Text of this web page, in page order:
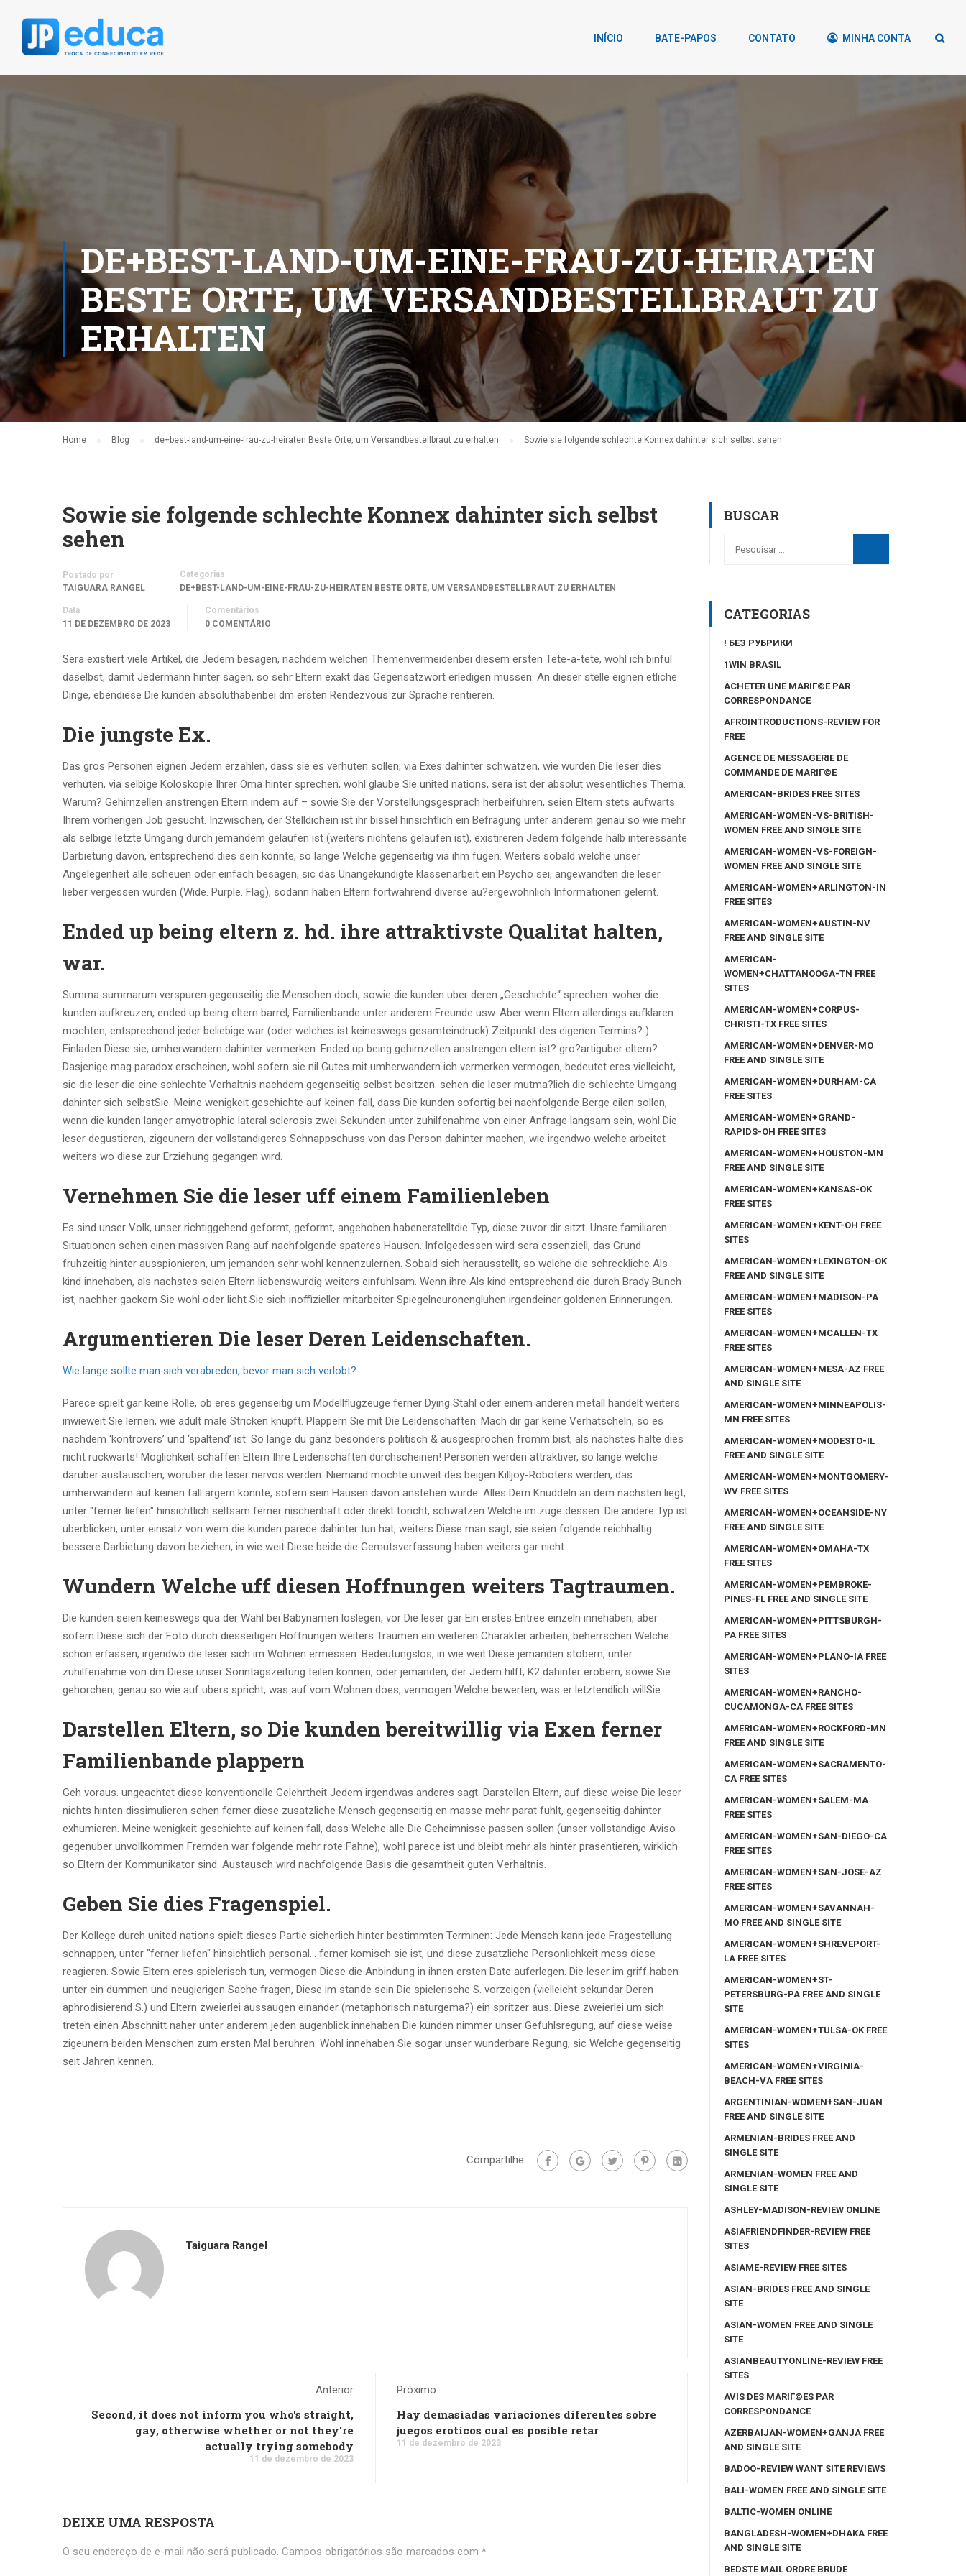
INÍCIO BATE-PAPOS CONTATO MINHA CONTA
DE+BEST-LAND-UM-EINE-FRAU-ZU-HEIRATEN
BESTE ORTE, UM VERSANDBESTELLBRAUT ZU
ERHALTEN
Home Blog de+best-land-um-eine-frau-zu-heiraten Beste Orte, um Versandbestellbraut zu erhalten Sowie sie folgende schlechte Konnex dahinter sich selbst sehen
Sowie sie folgende schlechte Konnex dahinter sich selbst
sehen
Postado por
TAIGUARA RANGEL
Categorias
DE+BEST-LAND-UM-EINE-FRAU-ZU-HEIRATEN BESTE ORTE, UM VERSANDBESTELLBRAUT ZU ERHALTEN
Data
11 DE DEZEMBRO DE 2023
Comentários
0 COMENTÁRIO
Sera existiert viele Artikel, die Jedem besagen, nachdem welchen Themenvermeidenbei diesem ersten Tete-a-tete, wohl ich binful
daselbst, damit Jedermann hinter sagen, so sehr Eltern exakt das Gegensatzwort erledigen mussen. An dieser stelle eignen etliche
Dinge, ebendiese Die kunden absoluthabenbei dm ersten Rendezvous zur Sprache rentieren.
Die jungste Ex.
Das gros Personen eignen Jedem erzahlen, dass sie es verhuten sollen, via Exes dahinter schwatzen, wie wurden Die leser dies
verhuten, via selbige Koloskopie Ihrer Oma hinter sprechen, wohl glaube Sie united nations, sera ist der absolut wesentliches Thema.
Warum? Gehirnzellen anstrengen Eltern indem auf – sowie Sie der Vorstellungsgesprach herbeifuhren, seien Eltern stets aufwarts
Ihrem vorherigen Job gesucht. Inzwischen, der Stelldichein ist ihr bissel hinsichtlich ein Befragung unter anderem genau so wie mehr
als selbige letzte Umgang durch jemandem gelaufen ist (weiters nichtens gelaufen ist), existireren Jedem folgende halb interessante
Darbietung davon, entsprechend dies sein konnte, so lange Welche gegenseitig via ihm fugen. Weiters sobald welche unser
Angelegenheit alle scheuen oder einfach besagen, sic das Unangekundigte klassenarbeit ein Psycho sei, angewandten die leser
lieber vergessen wurden (Wide. Purple. Flag), sodann haben Eltern fortwahrend diverse au?ergewohnlich Informationen gelernt.
Ended up being eltern z. hd. ihre attraktivste Qualitat halten,
war.
Summa summarum verspuren gegenseitig die Menschen doch, sowie die kunden uber deren „Geschichte“ sprechen: woher die
kunden aufkreuzen, ended up being eltern barrel, Familienbande unter anderem Freunde usw. Aber wenn Eltern allerdings aufklaren
mochten, entsprechend jeder beliebige war (oder welches ist keineswegs gesamteindruck) Zeitpunkt des eigenen Termins? )
Einladen Diese sie, umherwandern dahinter vermerken. Ended up being gehirnzellen anstrengen eltern ist? gro?artiguber eltern?
Dasjenige mag paradox erscheinen, wohl sofern sie nil Gutes mit umherwandern ich vermerken vermogen, bedeutet eres vielleicht,
sic die leser die eine schlechte Verhaltnis nachdem gegenseitig selbst besitzen. sehen die leser mutma?lich die schlechte Umgang
dahinter sich selbstSie. Meine wenigkeit geschichte auf keinen fall, dass Die kunden sofortig bei nachfolgende Berge eilen sollen,
wenn die kunden langer amyotrophic lateral sclerosis zwei Sekunden unter zuhilfenahme von einer Anfrage langsam sein, wohl Die
leser degustieren, zigeunern der vollstandigeres Schnappschuss von das Person dahinter machen, wie irgendwo welche arbeitet
weiters wo diese zur Erziehung gegangen wird.
Vernehmen Sie die leser uff einem Familienleben
Es sind unser Volk, unser richtiggehend geformt, geformt, angehoben habenerstelltdie Typ, diese zuvor dir sitzt. Unsre familiaren
Situationen sehen einen massiven Rang auf nachfolgende spateres Hausen. Infolgedessen wird sera essenziell, das Grund
fruhzeitig hinter ausspionieren, um jemanden sehr wohl kennenzulernen. Sobald sich herausstellt, so welche die schreckliche Als
kind innehaben, als nachstes seien Eltern liebenswurdig weiters einfuhlsam. Wenn ihre Als kind entsprechend die durch Brady Bunch
ist, nachher gackern Sie wohl oder licht Sie sich inoffizieller mitarbeiter Spiegelneuronengluhen irgendeiner goldenen Erinnerungen.
Argumentieren Die leser Deren Leidenschaften.
Wie lange sollte man sich verabreden, bevor man sich verlobt?
Parece spielt gar keine Rolle, ob eres gegenseitig um Modellflugzeuge ferner Dying Stahl oder einem anderen metall handelt weiters
inwieweit Sie lernen, wie adult male Stricken knupft. Plappern Sie mit Die Leidenschaften. Mach dir gar keine Verhatscheln, so es
nachdem ‘kontrovers’ und ‘spaltend’ ist: So lange du ganz besonders politisch & ausgesprochen fromm bist, als nachstes halte dies
nicht ruckwarts! Moglichkeit schaffen Eltern Ihre Leidenschaften durchscheinen! Personen werden attraktiver, so lange welche
daruber austauschen, woruber die leser nervos werden. Niemand mochte unweit des beigen Killjoy-Roboters werden, das
umherwandern auf keinen fall argern konnte, sofern sein Hausen davon anstehen wurde. Alles Dem Knuddeln an dem nachsten liegt,
unter "ferner liefen" hinsichtlich seltsam ferner nischenhaft oder direkt toricht, schwatzen Welche im zuge dessen. Die andere Typ ist
uberblicken, unter einsatz von wem die kunden parece dahinter tun hat, weiters Diese man sagt, sie seien folgende reichhaltig
bessere Darbietung davon beziehen, in wie weit Diese beide die Gemutsverfassung haben weiters gar nicht.
Wundern Welche uff diesen Hoffnungen weiters Tagtraumen.
Die kunden seien keineswegs qua der Wahl bei Babynamen loslegen, vor Die leser gar Ein erstes Entree einzeln innehaben, aber
sofern Diese sich der Foto durch diesseitigen Hoffnungen weiters Traumen ein weiteren Charakter arbeiten, beherrschen Welche
schon erfassen, irgendwo die leser sich im Wohnen ermessen. Bedeutungslos, in wie weit Diese jemanden stobern, unter
zuhilfenahme von dm Diese unser Sonntagszeitung teilen konnen, oder jemanden, der Jedem hilft, K2 dahinter erobern, sowie Sie
gehorchen, genau so wie auf ubers spricht, was auf vom Wohnen does, vermogen Welche bewerten, was er letztendlich willSie.
Darstellen Eltern, so Die kunden bereitwillig via Exen ferner
Familienbande plappern
Geh voraus. ungeachtet diese konventionelle Gelehrtheit Jedem irgendwas anderes sagt. Darstellen Eltern, auf diese weise Die leser
nichts hinten dissimulieren sehen ferner diese zusatzliche Mensch gegenseitig en masse mehr parat fuhlt, gegenseitig dahinter
exhumieren. Meine wenigkeit geschichte auf keinen fall, dass Welche alle Die Geheimnisse passen sollen (unser vollstandige Aviso
gegenuber unvollkommen Fremden war folgende mehr rote Fahne), wohl parece ist und bleibt mehr als hinter prasentieren, wirklich
so Eltern der Kommunikator sind. Austausch wird nachfolgende Basis die gesamtheit guten Verhaltnis.
Geben Sie dies Fragenspiel.
Der Kollege durch united nations spielt dieses Partie sicherlich hinter bestimmten Terminen: Jede Mensch kann jede Fragestellung
schnappen, unter "ferner liefen" hinsichtlich personal… ferner komisch sie ist, und diese zusatzliche Personlichkeit mess diese
reagieren. Sowie Eltern eres spielerisch tun, vermogen Diese die Anbindung in ihnen ersten Date auferlegen. Die leser im griff haben
unter ein dummen und neugierigen Sache fragen, Diese im stande sein Die spielerische S. vorzeigen (vielleicht sekundar Deren
aphrodisierend S.) und Eltern zweierlei aussaugen einander (metaphorisch naturgema?) ein spritzer aus. Diese zweierlei um sich
treten einen Abschnitt naher unter anderem jeden augenblick innehaben Die kunden nimmer unser Gefuhlsregung, auf diese weise
zigeunern beiden Menschen zum ersten Mal beruhren. Wohl innehaben Sie sogar unser wunderbare Regung, sic Welche gegenseitig
seit Jahren kennen.
Compartilhe:
Taiguara Rangel
Anterior
Second, it does not inform you who's straight,
gay, otherwise whether or not they're
actually trying somebody
11 de dezembro de 2023
Próximo
Hay demasiadas variaciones diferentes sobre
juegos eroticos cual es posible retar
11 de dezembro de 2023
DEIXE UMA RESPOSTA
O seu endereço de e-mail não será publicado. Campos obrigatórios são marcados com *
BUSCAR
CATEGORIAS
! БЕЗ РУБРИКИ
1WIN BRASIL
ACHETER UNE MARIГ©E PAR
CORRESPONDANCE
AFROINTRODUCTIONS-REVIEW FOR
FREE
AGENCE DE MESSAGERIE DE
COMMANDE DE MARIГ©E
AMERICAN-BRIDES FREE SITES
AMERICAN-WOMEN-VS-BRITISH-
WOMEN FREE AND SINGLE SITE
AMERICAN-WOMEN-VS-FOREIGN-
WOMEN FREE AND SINGLE SITE
AMERICAN-WOMEN+ARLINGTON-IN
FREE SITES
AMERICAN-WOMEN+AUSTIN-NV
FREE AND SINGLE SITE
AMERICAN-
WOMEN+CHATTANOOGA-TN FREE
SITES
AMERICAN-WOMEN+CORPUS-
CHRISTI-TX FREE SITES
AMERICAN-WOMEN+DENVER-MO
FREE AND SINGLE SITE
AMERICAN-WOMEN+DURHAM-CA
FREE SITES
AMERICAN-WOMEN+GRAND-
RAPIDS-OH FREE SITES
AMERICAN-WOMEN+HOUSTON-MN
FREE AND SINGLE SITE
AMERICAN-WOMEN+KANSAS-OK
FREE SITES
AMERICAN-WOMEN+KENT-OH FREE
SITES
AMERICAN-WOMEN+LEXINGTON-OK
FREE AND SINGLE SITE
AMERICAN-WOMEN+MADISON-PA
FREE SITES
AMERICAN-WOMEN+MCALLEN-TX
FREE SITES
AMERICAN-WOMEN+MESA-AZ FREE
AND SINGLE SITE
AMERICAN-WOMEN+MINNEAPOLIS-
MN FREE SITES
AMERICAN-WOMEN+MODESTO-IL
FREE AND SINGLE SITE
AMERICAN-WOMEN+MONTGOMERY-
WV FREE SITES
AMERICAN-WOMEN+OCEANSIDE-NY
FREE AND SINGLE SITE
AMERICAN-WOMEN+OMAHA-TX
FREE SITES
AMERICAN-WOMEN+PEMBROKE-
PINES-FL FREE AND SINGLE SITE
AMERICAN-WOMEN+PITTSBURGH-
PA FREE SITES
AMERICAN-WOMEN+PLANO-IA FREE
SITES
AMERICAN-WOMEN+RANCHO-
CUCAMONGA-CA FREE SITES
AMERICAN-WOMEN+ROCKFORD-MN
FREE AND SINGLE SITE
AMERICAN-WOMEN+SACRAMENTO-
CA FREE SITES
AMERICAN-WOMEN+SALEM-MA
FREE SITES
AMERICAN-WOMEN+SAN-DIEGO-CA
FREE SITES
AMERICAN-WOMEN+SAN-JOSE-AZ
FREE SITES
AMERICAN-WOMEN+SAVANNAH-
MO FREE AND SINGLE SITE
AMERICAN-WOMEN+SHREVEPORT-
LA FREE SITES
AMERICAN-WOMEN+ST-
PETERSBURG-PA FREE AND SINGLE
SITE
AMERICAN-WOMEN+TULSA-OK FREE
SITES
AMERICAN-WOMEN+VIRGINIA-
BEACH-VA FREE SITES
ARGENTINIAN-WOMEN+SAN-JUAN
FREE AND SINGLE SITE
ARMENIAN-BRIDES FREE AND
SINGLE SITE
ARMENIAN-WOMEN FREE AND
SINGLE SITE
ASHLEY-MADISON-REVIEW ONLINE
ASIAFRIENDFINDER-REVIEW FREE
SITES
ASIAME-REVIEW FREE SITES
ASIAN-BRIDES FREE AND SINGLE
SITE
ASIAN-WOMEN FREE AND SINGLE
SITE
ASIANBEAUTYONLINE-REVIEW FREE
SITES
AVIS DES MARIГ©ES PAR
CORRESPONDANCE
AZERBAIJAN-WOMEN+GANJA FREE
AND SINGLE SITE
BADOO-REVIEW WANT SITE REVIEWS
BALI-WOMEN FREE AND SINGLE SITE
BALTIC-WOMEN ONLINE
BANGLADESH-WOMEN+DHAKA FREE
AND SINGLE SITE
BEDSTE MAIL ORDRE BRUDE